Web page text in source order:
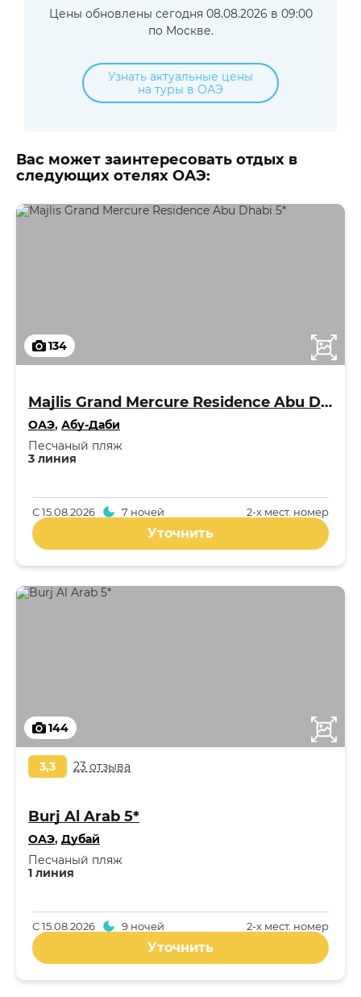
Цены обновлены сегодня 08.08.2026 в 09:00
по Москве.
Узнать актуальные цены
на туры в ОАЭ
Вас может заинтересовать отдых в
следующих отелях ОАЭ:
134
Majlis Grand Mercure Residence Abu Dhabi 5*
ОАЭ, Абу-Даби
3 линия
Песчаный пляж
2-x мест. номер
С15.08.2026 7 ночей
Уточнить
144
3,3 23 отзыва
Burj Al Arab 5*
ОАЭ, Дубай
1 линия
Песчаный пляж
2-x мест. номер
С15.08.2026 9 ночей
Уточнить